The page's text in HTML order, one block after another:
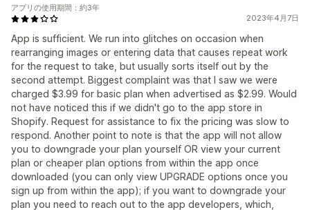
2023年4月7日
App is sufficient. We run into glitches on occasion when
rearranging images or entering data that causes repeat work
for the request to take, but usually sorts itself out by the
second attempt. Biggest complaint was that I saw we were
charged $3.99 for basic plan when advertised as $2.99. Would
not have noticed this if we didn't go to the app store in
Shopify. Request for assistance to fix the pricing was slow to
respond. Another point to note is that the app will not allow
you to downgrade your plan yourself OR view your current
plan or cheaper plan options from within the app once
downloaded (you can only view UPGRADE options once you
sign up from within the app); if you want to downgrade your
plan you need to reach out to the app developers, which,
アプリの使用期間：約3年